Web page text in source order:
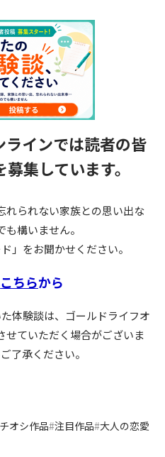
インでは読者の皆
募集しています。
れられない家族との思い出な
も構いません。
」をお聞かせください。
こちらから
体験談は、ゴールドライフオ
せていただく場合がございま
了承ください。
オシ作品 注目作品 大人の恋愛